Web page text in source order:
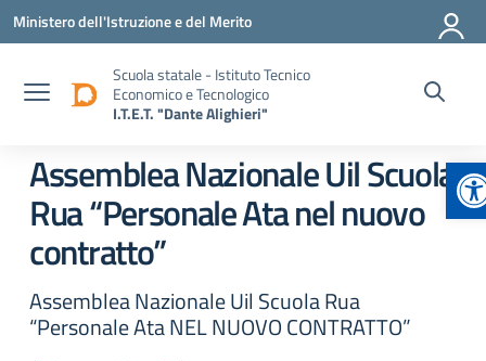
Vai ai contenuti
Vai al menu di navigazione
Vai al footer
Ministero dell'Istruzione e del Merito
Scuola statale - Istituto Tecnico
Economico e Tecnologico
I.T.E.T. "Dante Alighieri"
Assemblea Nazionale Uil Scuola
Rua “Personale Ata nel nuovo
contratto”
Assemblea Nazionale Uil Scuola Rua
“Personale Ata NEL NUOVO CONTRATTO”